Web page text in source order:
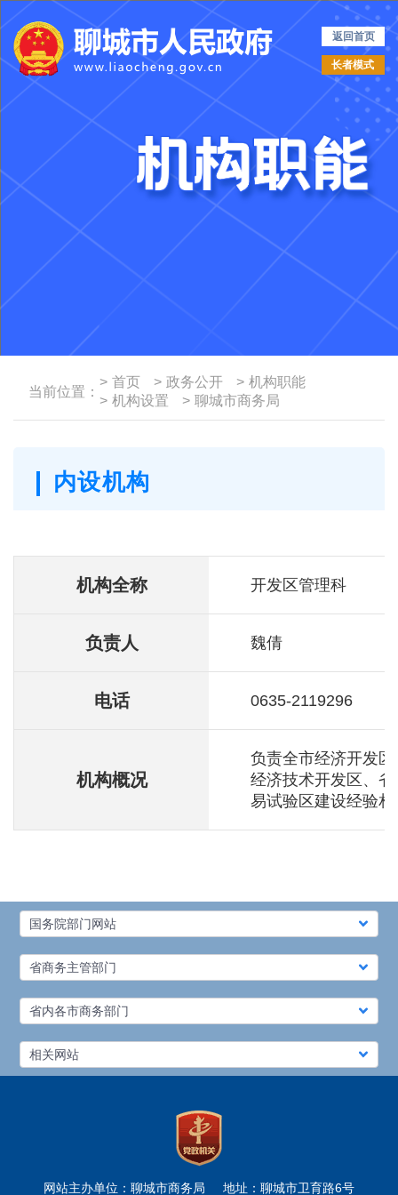
返回首页
长者模式
当前位置：
> 首页 > 政务公开 > 机构职能
> 机构设置 > 聊城市商务局
内设机构
机构全称 开发区管理科
负责人 魏倩
电话 0635-2119296
机构概况
负责全市经济开发
经济技术开发区、
易试验区建设经验
国务院部门网站
省商务主管部门
省内各市商务部门
相关网站
网站主办单位：聊城市商务局 地址：聊城市卫育路6号